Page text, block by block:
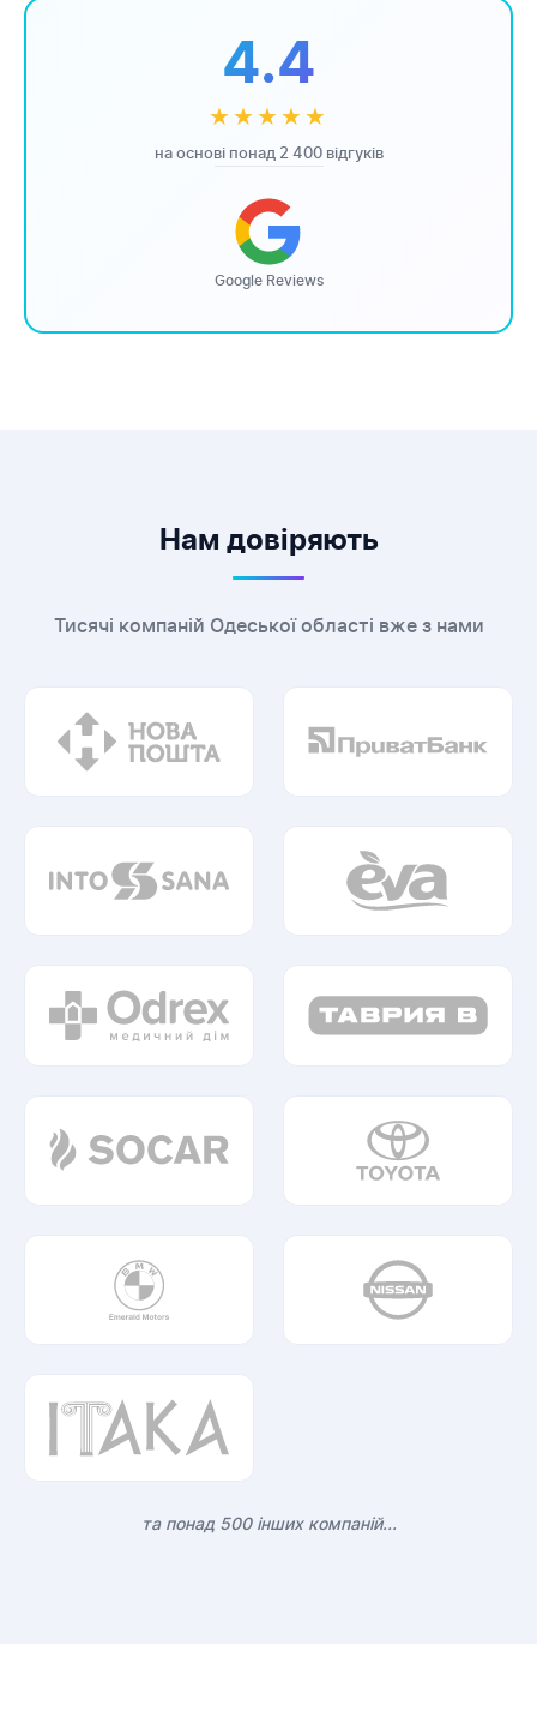
4.4
★★★★★
на основі понад 2 400 відгуків
Google Reviews
Нам довіряють
Тисячі компаній Одеської області вже з нами
та понад 500 інших компаній...